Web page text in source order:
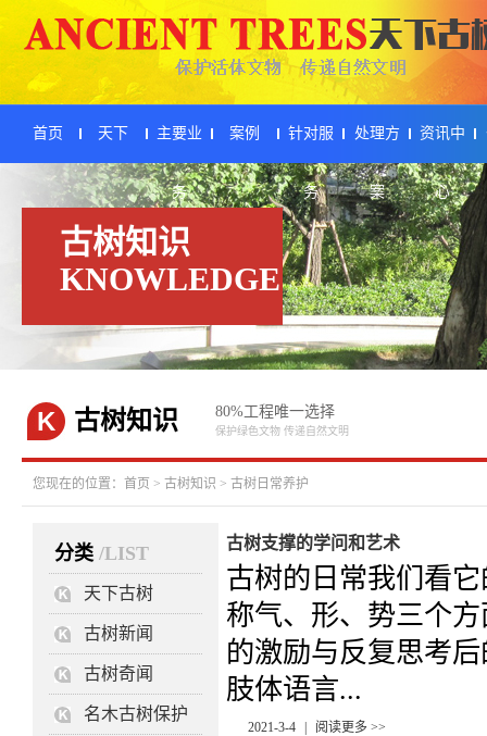
首页 天下 主要业
务
案例 针对服
务
处理方
案
资讯中
心
古树知识
KNOWLEDGE
K 古树知识 80%工程唯一选择
保护绿色文物 传递自然文明
您现在的位置： 首页 > 古树知识 > 古树日常养护
分类/LIST
天下古树
古树新闻
古树奇闻
名木古树保护
古树支撑的学问和艺术
古树的日常我们看
称气、形、势三个
的激励与反复思考
肢体语言...
2021-3-4 阅读更多 >>